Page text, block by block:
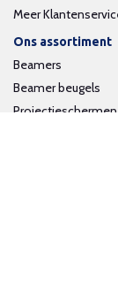
Meer
Ons assortiment
Beamers
Beamer beugels
Projectieschermen